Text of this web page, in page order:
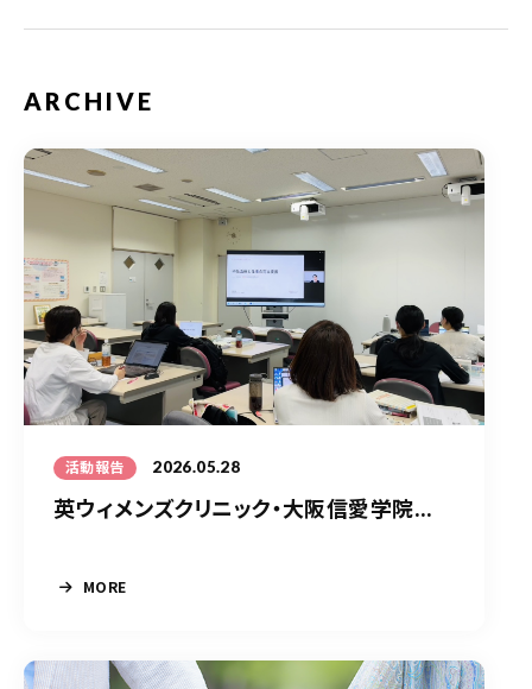
ARCHIVE
活動報告 2026.05.28
英ウィメンズクリニック・大阪信愛学院...
MORE